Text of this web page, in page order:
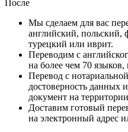
После
Мы сделаем для вас
английский, польский,
турецкий или иврит.
Переводим с
на более чем 70
Перевод с
достоверность данных
документ на
Доставим готовый
на электронный адрес